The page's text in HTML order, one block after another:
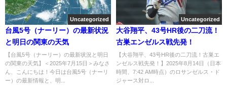
Uncategorized
台風5号（ナーリー）の最新状況
と明日の関東の天気
【台風5号（ナーリー）の最新状況と明日
の関東の天気】＜2025年7月15日＞みなさ
ん、こんにちは！今日は台風5号（ナーリ
ー）の最新情報と、明...
Uncategorized
大谷翔平、43号HR後の二刀流！
古巣エンゼルス戦先発！
【大谷翔平、43号HR後の二刀流！古巣エ
ンゼルス戦先発！】2025年8月14日（日本
時間、7:42 AM時点）のロサンゼルス・ド
ジャース対ロ...